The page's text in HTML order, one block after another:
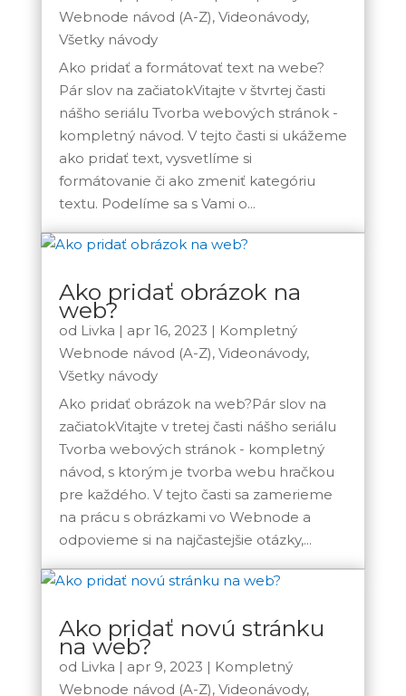
Webnode návod (A-Z), Videonávody,
Všetky návody
Ako pridať a formátovať text na webe?
Pár slov na začiatokVitajte v štvrtej časti
nášho seriálu Tvorba webových stránok -
kompletný návod. V tejto časti si ukážeme
ako pridať text, vysvetlíme si
formátovanie či ako zmeniť kategóriu
textu. Podelíme sa s Vami o...
Ako pridať obrázok na
web?
od Livka | apr 16, 2023 | Kompletný
Webnode návod (A-Z), Videonávody,
Všetky návody
Ako pridať obrázok na web?Pár slov na
začiatokVitajte v tretej časti nášho seriálu
Tvorba webových stránok - kompletný
návod, s ktorým je tvorba webu hračkou
pre každého. V tejto časti sa zamerieme
na prácu s obrázkami vo Webnode a
odpovieme si na najčastejšie otázky,...
Ako pridať novú stránku
na web?
od Livka | apr 9, 2023 | Kompletný
Webnode návod (A-Z), Videonávody,